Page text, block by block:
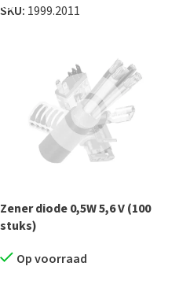
SKU: 1999.2011
Zener diode 0,5W 5,6 V (100
stuks)
Op voorraad